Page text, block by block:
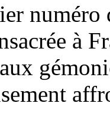
à